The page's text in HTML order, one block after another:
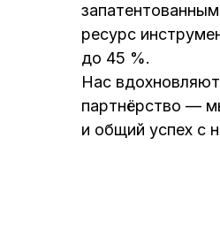
ресурс
до 45 %.
Нас
партнёрство —
и общий успех с